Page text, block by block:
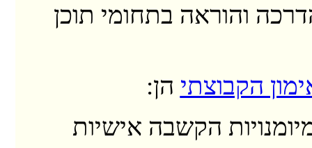
והוראה בתחומי תוכן
הקבוצתי הן:
הקשבה אישיות